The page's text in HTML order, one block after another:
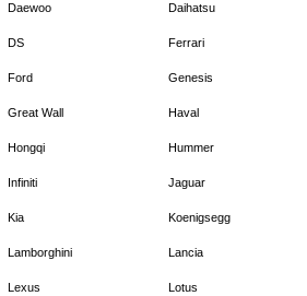
Daewoo Daihatsu
DS Ferrari
Ford Genesis
Great Wall Haval
Hongqi Hummer
Infiniti Jaguar
Kia Koenigsegg
Lamborghini Lancia
Lexus Lotus